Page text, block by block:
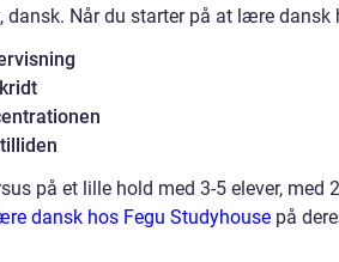
dansk. Når du starter på at lære dansk
på et lille hold med 3-5 elever, med
dansk hos Fegu Studyhouse på